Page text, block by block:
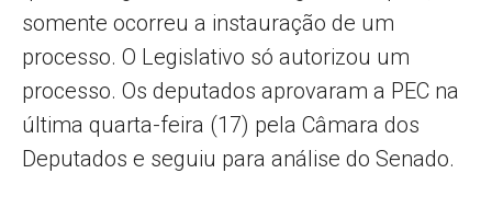
somente ocorreu a instauração de um
processo. O Legislativo só autorizou um
processo. Os deputados aprovaram a PEC na
última quarta-feira (17) pela Câmara dos
Deputados e seguiu para análise do Senado.